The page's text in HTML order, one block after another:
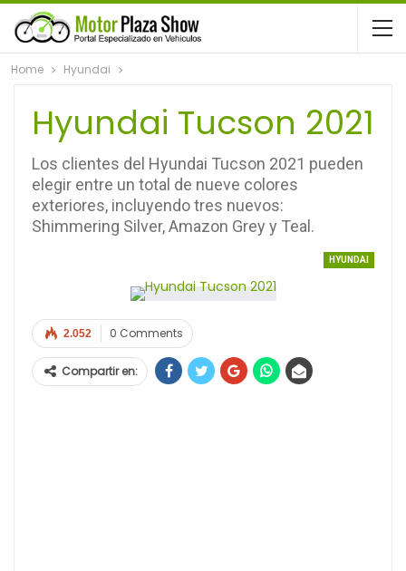
Home Hyundai
Hyundai Tucson 2021
Los clientes del Hyundai Tucson 2021 pueden
elegir entre un total de nueve colores
exteriores, incluyendo tres nuevos:
Shimmering Silver, Amazon Grey y Teal.
HYUNDAI
0 Comments
2.052
Compartir en: